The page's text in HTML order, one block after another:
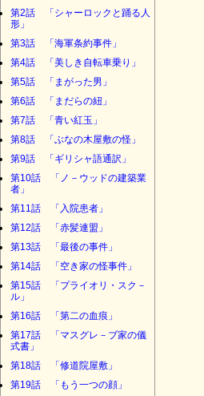
第2話 「シャーロックと踊る人
形」
第3話 「海軍条約事件」
第4話 「美しき自転車乗り」
第5話 「まがった男」
第6話 「まだらの紐」
第7話 「青い紅玉」
第8話 「ぶなの木屋敷の怪」
第9話 「ギリシャ語通訳」
第10話 「ノ－ウッドの建築業
者」
第11話 「入院患者」
第12話 「赤髪連盟」
第13話 「最後の事件」
第14話 「空き家の怪事件」
第15話 「プライオリ・スク－
ル」
第16話 「第二の血痕」
第17話 「マスグレ－ブ家の儀
式書」
第18話 「修道院屋敷」
第19話 「もう一つの顔」